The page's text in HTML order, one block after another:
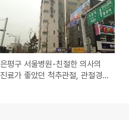
은평구 서울병원-친절한 의사의
진료가 좋았던 척추관절, 관절경,